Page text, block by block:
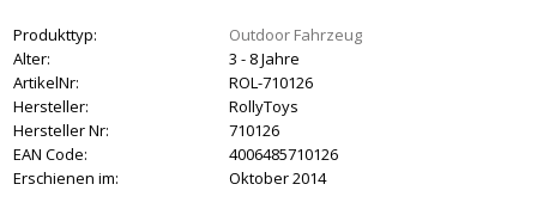
Produkttyp:
Outdoor Fahrzeug
Alter:
3 - 8 Jahre
ArtikelNr:
ROL-710126
Hersteller:
RollyToys
Hersteller Nr:
710126
EAN Code:
4006485710126
Erschienen im:
Oktober 2014